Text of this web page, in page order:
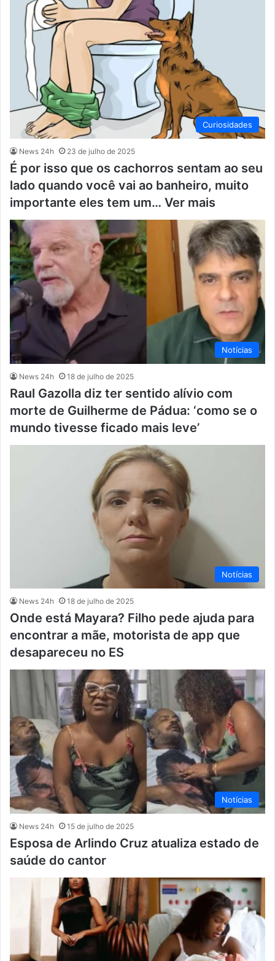
Curiosidades
News 24h 23 de julho de 2025
É por isso que os cachorros sentam ao seu
lado quando você vai ao banheiro, muito
importante eles tem um… Ver mais
Notícias
News 24h 18 de julho de 2025
Raul Gazolla diz ter sentido alívio com
morte de Guilherme de Pádua: ‘como se o
mundo tivesse ficado mais leve’
Notícias
News 24h 18 de julho de 2025
Onde está Mayara? Filho pede ajuda para
encontrar a mãe, motorista de app que
desapareceu no ES
Notícias
News 24h 15 de julho de 2025
Esposa de Arlindo Cruz atualiza estado de
saúde do cantor